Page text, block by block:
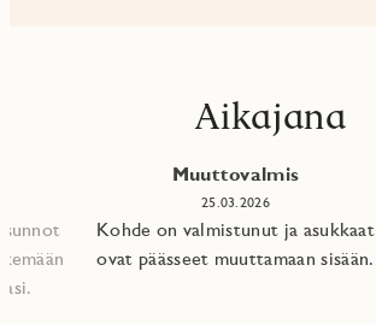
Aikajana
Muuttovalmis
25.03.2026
Kohde on valmistunut ja asukkaat
ovat päässeet muuttamaan sisään.